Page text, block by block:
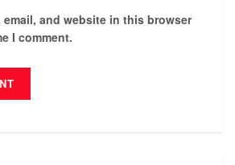
email, and website in this browser
I comment.